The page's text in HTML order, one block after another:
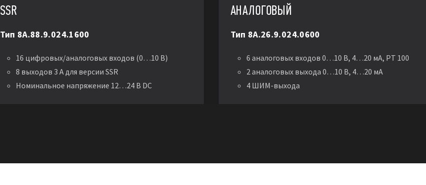
SSR
Тип 8A.88.9.024.1600
16 цифровых/аналоговых входов (0…10 В)
8 выходов 3 А для версии SSR
Номинальное напряжение 12…24 В DC
АНАЛОГОВЫЙ
Тип 8А.26.9.024.0600
6 аналоговых входов 0…10 В, 4…20 мА, PT 100
2 аналоговых выхода 0…10 В, 4…20 мА
4 ШИМ-выхода